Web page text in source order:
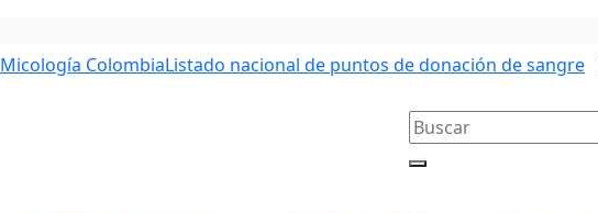
Micología ColombiaListado nacional de puntos de donación de sangre